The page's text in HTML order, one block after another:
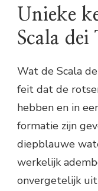
Unieke
Scala dei
Wat de Scala
feit dat de
hebben en in
formatie zijn
diepblauwe
werkelijk
onvergetelijk